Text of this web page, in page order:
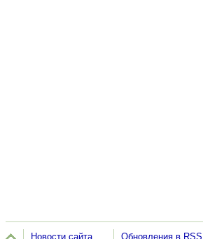
Новости сайта Обновления в RSS